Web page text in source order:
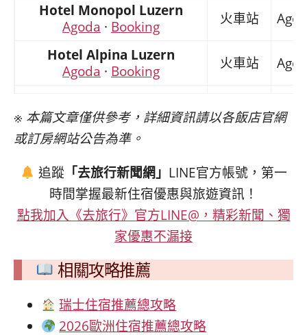
Hotel Monopol Luzern
Agoda · Booking 火車站
Hotel Alpina Luzern
Agoda · Booking 火車站
Agoda·Booking 舊城區
ibis Budget Luzern City
Cascada Boutique Hotel
Agoda·Booking 火車站
※ 本篇文章僅供參考，詳細資訊請以各飯店官網
或訂房網站公告為準。
追蹤 「去旅行新聞網」 LINE官方帳號，第一
時間掌握最新住宿優惠與旅遊資訊！
點我加入《去旅行》官方LINE@，精彩新聞、獨
家優惠不漏接
相關攻略推薦
瑞士住宿推薦總攻略
2026歐洲住宿推薦總攻略